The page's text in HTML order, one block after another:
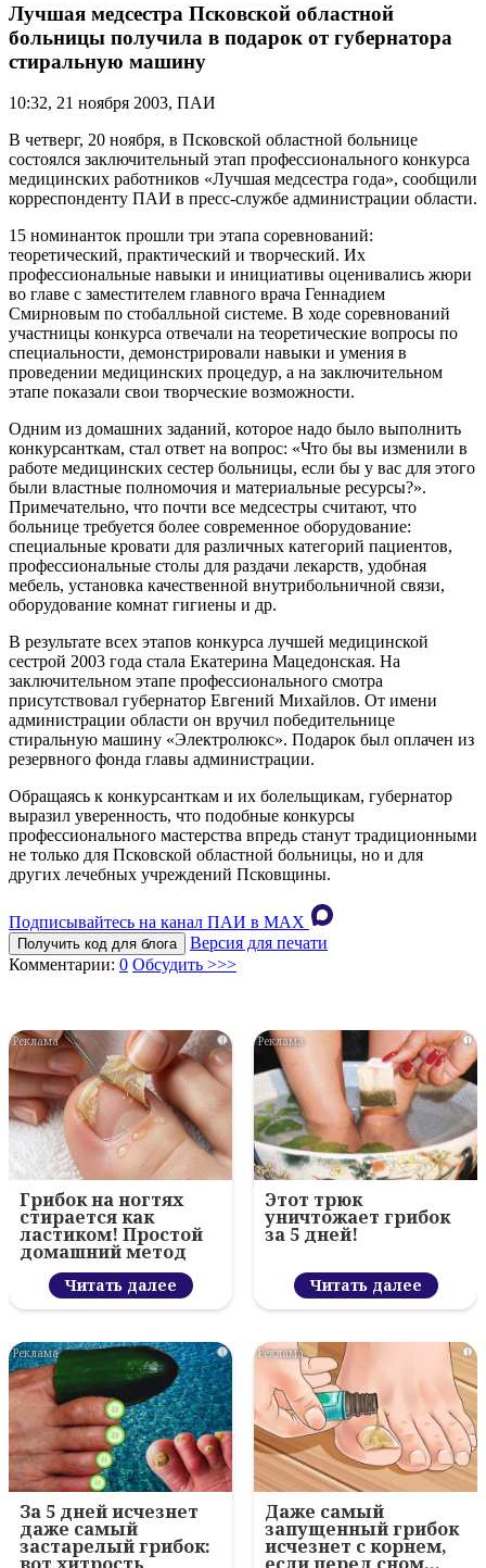
Лучшая медсестра Псковской областной
больницы получила в подарок от губернатора
стиральную машину
10:32, 21 ноября 2003, ПАИ
В четверг, 20 ноября, в Псковской областной больнице
состоялся заключительный этап профессионального конкурса
медицинских работников «Лучшая медсестра года», сообщили
корреспонденту ПАИ в пресс-службе администрации области.
15 номинанток прошли три этапа соревнований:
теоретический, практический и творческий. Их
профессиональные навыки и инициативы оценивались жюри
во главе с заместителем главного врача Геннадием
Смирновым по стобалльной системе. В ходе соревнований
участницы конкурса отвечали на теоретические вопросы по
специальности, демонстрировали навыки и умения в
проведении медицинских процедур, а на заключительном
этапе показали свои творческие возможности.
Одним из домашних заданий, которое надо было выполнить
конкурсанткам, стал ответ на вопрос: «Что бы вы изменили в
работе медицинских сестер больницы, если бы у вас для этого
были властные полномочия и материальные ресурсы?».
Примечательно, что почти все медсестры считают, что
больнице требуется более современное оборудование:
специальные кровати для различных категорий пациентов,
профессиональные столы для раздачи лекарств, удобная
мебель, установка качественной внутрибольничной связи,
оборудование комнат гигиены и др.
В результате всех этапов конкурса лучшей медицинской
сестрой 2003 года стала Екатерина Мацедонская. На
заключительном этапе профессионального смотра
присутствовал губернатор Евгений Михайлов. От имени
администрации области он вручил победительнице
стиральную машину «Электролюкс». Подарок был оплачен из
резервного фонда главы администрации.
Обращаясь к конкурсанткам и их болельщикам, губернатор
выразил уверенность, что подобные конкурсы
профессионального мастерства впредь станут традиционными
не только для Псковской областной больницы, но и для
других лечебных учреждений Псковщины.
Подписывайтесь на канал ПАИ в MAХ
Получить код для блога
Версия для печати
Комментарии: 0 Обсудить >>>
i
Грибок на ногтях
стирается как
ластиком! Простой
домашний метод
Читать далее
i
Этот трюк
уничтожает грибок
за 5 дней!
Читать далее
i
За 5 дней исчезнет
даже самый
застарелый грибок:
i
Даже самый
запущенный грибок
исчезнет с корнем,